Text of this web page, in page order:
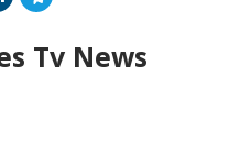
Tv News